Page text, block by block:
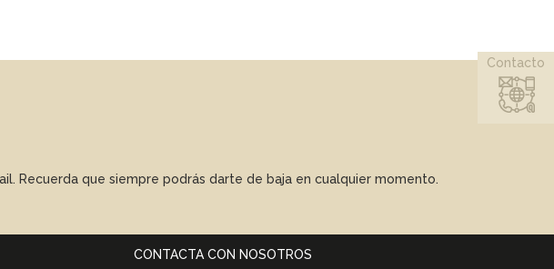
Recuerda que siempre podrás darte de baja en cualquier momento.
CONTACTA CON NOSOTROS
Contacto